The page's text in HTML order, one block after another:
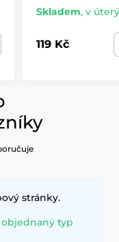
Skladem, v úterý
119 Kč
stránky.
typ